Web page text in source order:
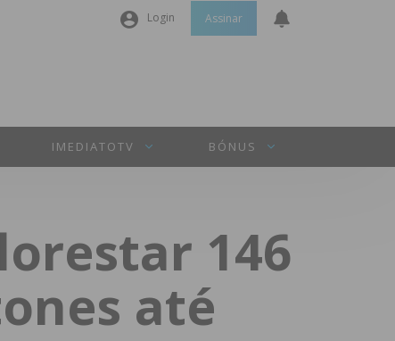
Login
Senha
INICIAR SESSÃO
Perdeu a sua senha?
Assinar
IMEDIATOTV BÓNUS
146
até